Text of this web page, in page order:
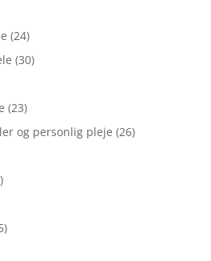
(24)
(30)
(23)
og personlig pleje (26)